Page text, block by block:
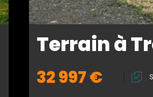
Terrain à
32 997 €